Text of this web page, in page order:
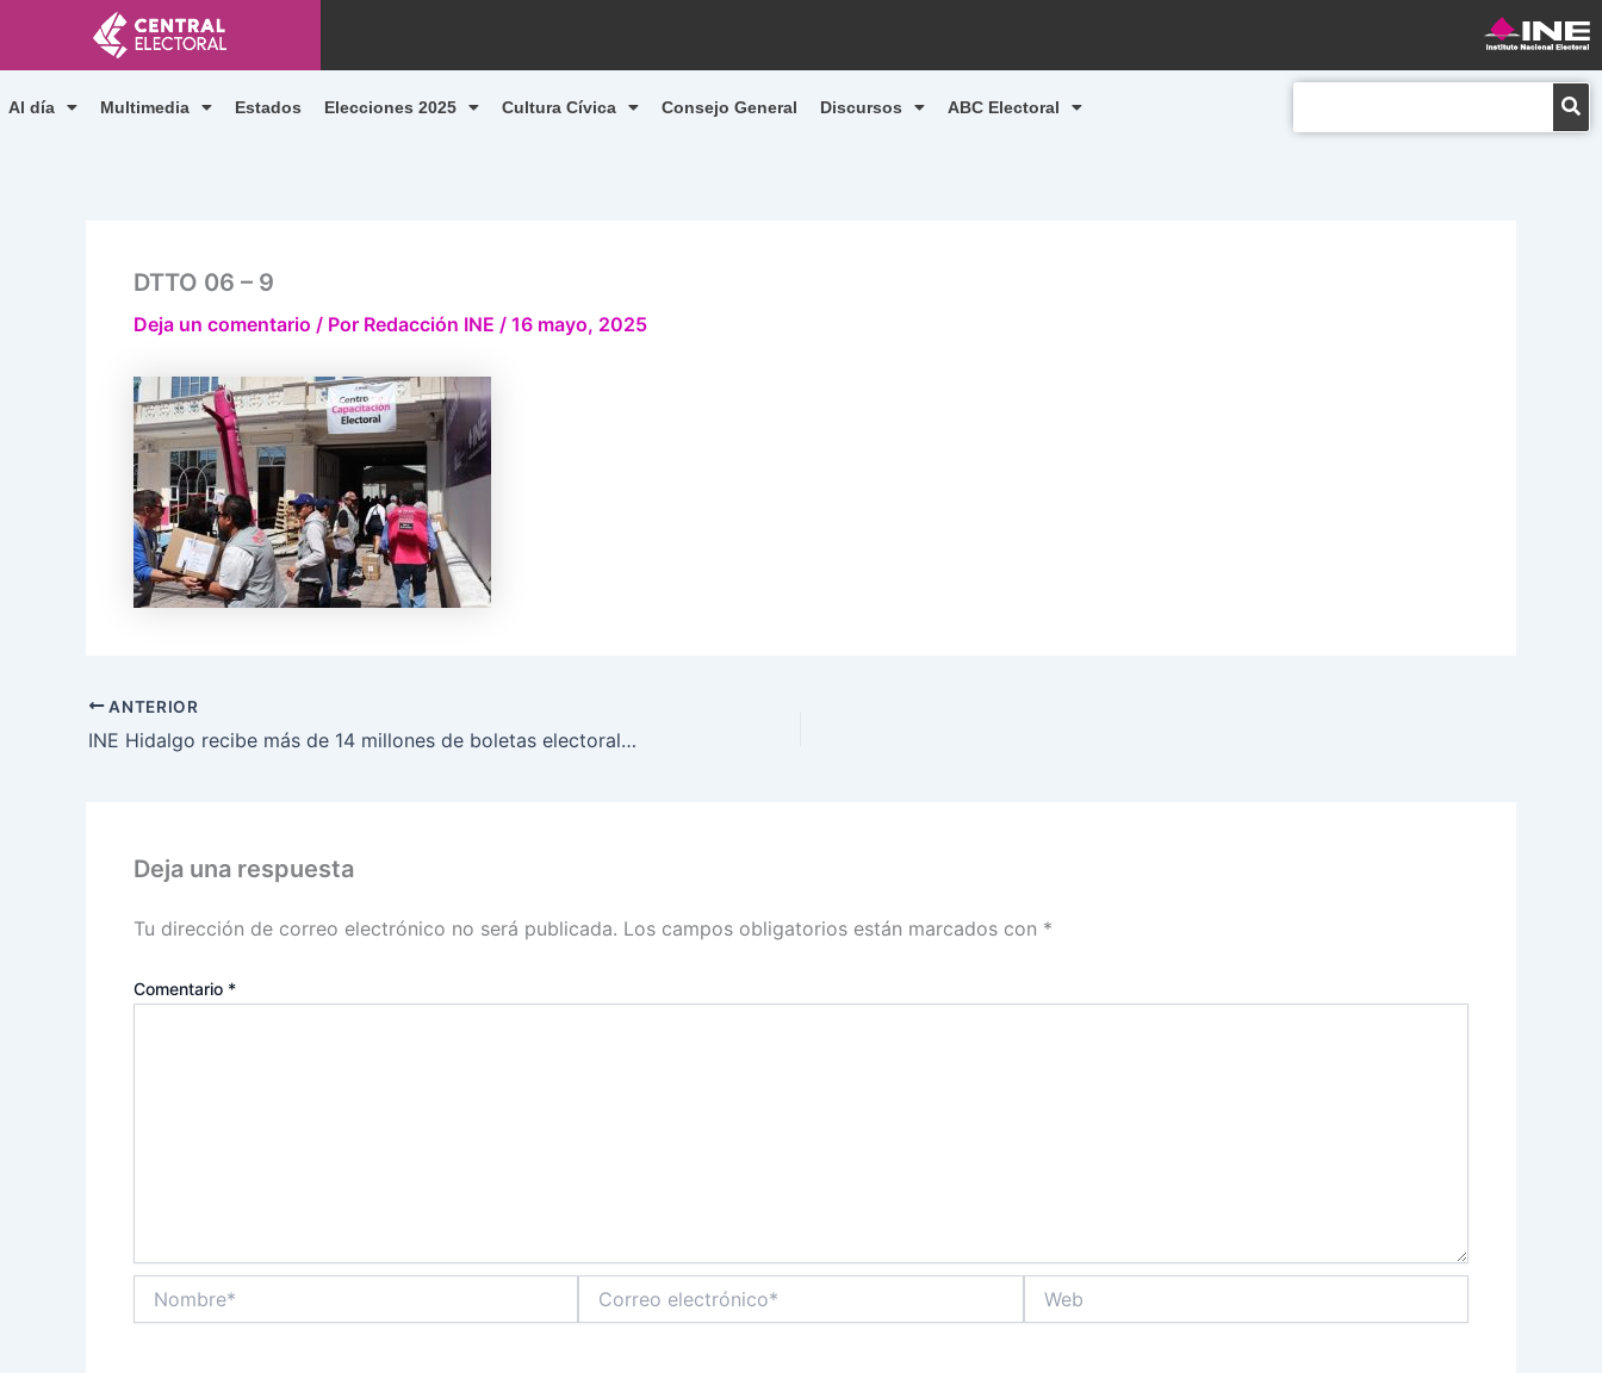
contenido
Al día Multimedia Estados Elecciones 2025 Cultura Cívica Consejo General Discursos ABC Electoral
DTTO 06 – 9
Deja un comentario / Por Redacción INE / 16 mayo, 2025
ANTERIOR
INE Hidalgo recibe más de 14 millones de boletas electorales y material para este 1 de junio
Deja una respuesta
Tu dirección de correo electrónico no será publicada. Los campos obligatorios están marcados con *
Comentario *
electrónico*